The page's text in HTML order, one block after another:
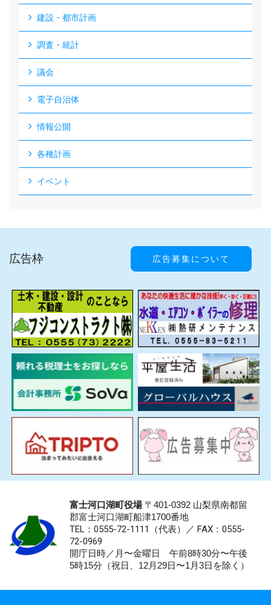
建設・都市計画
調査・統計
議会
電子自治体
情報公開
各種計画
イベント
広告枠 広告募集について
富士河口湖町役場〒401-0392 山梨県南都留
郡富士河口湖町船津1700番地
TEL：0555-72-1111 （代表）／ FAX：0555-
72-0969
開庁日時／月〜金曜日 午前8時30分〜午後
5時15分（祝日、12月29日〜1月3日を除く）